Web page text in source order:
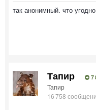
так анонимный. что
Тапир 7
Тапир
16 758